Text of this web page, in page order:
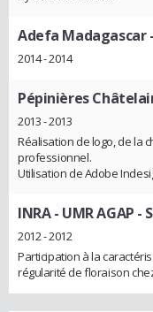
Adefa Madagascar
2014 - 2014
Pépinières
2013 - 2013
Réalisation de logo, de la
professionnel.
Utilisation de Adobe
INRA - UMR AGAP -
2012 - 2012
Participation à la
régularité de floraison